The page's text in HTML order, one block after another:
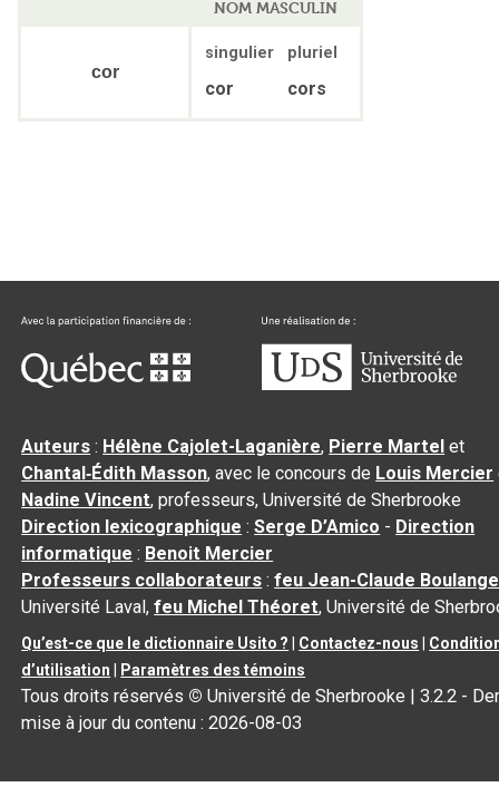
NOM MASCULIN
cor
singulier pluriel
cor cors
Auteurs : Hélène Cajolet-Laganière, Pierre Martel et
Chantal‑Édith Masson, avec le concours de Louis Mercier
Nadine Vincent, professeurs, Université de Sherbrooke
Direction lexicographique :Serge D’Amico - Direction
informatique : Benoit Mercier
Professeurs collaborateurs :feu Jean-Claude
Université Laval,feu Michel Théoret, Université de
Qu’est-ce que le dictionnaire Usito ? Contactez-nous
d’utilisation
Paramètres des témoins
Tous droits réservés © Université de Sherbrooke |3.2.2 -
mise à jour du contenu :2026-08-03